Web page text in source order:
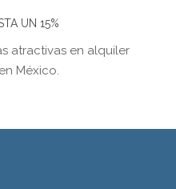
UN 15%
atractivas en alquiler
México.